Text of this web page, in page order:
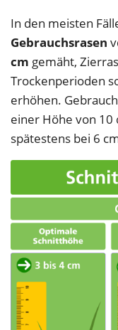
In den meisten
Gebrauchsrasen
cm gemäht,
Trockenperioden
erhöhen.
einer Höhe von 10
spätestens bei 6